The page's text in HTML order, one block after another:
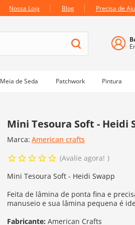
Nossa Loja Blog Precisa de
Meia de Seda Patchwork Pintura
Mini Tesoura Soft - Heidi
Marca: American crafts
Avalie agora!
Mini Tesoura Soft - Heidi Swapp
Feita de lâmina de ponta fina e
manuseio e sua lâmina pequena é
Fabricante: American Crafts